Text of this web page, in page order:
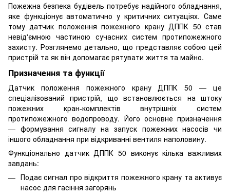
Пожежна безпека будівель потребує надійного обладнання,
яке функціонує автоматично у критичних ситуаціях. Саме
тому датчик положення пожежного крану ДППК 50 став
невід'ємною частиною сучасних систем протипожежного
захисту. Розглянемо детально, що представляє собою цей
пристрій та як він допомагає рятувати життя та майно.
Призначення та функції
Датчик положення пожежного крану ДППК 50 — це
спеціалізований пристрій, що встановлюється на штоку
пожежних кран-комплектів внутрішніх систем
протипожежного водопроводу. Його основне призначення
— формування сигналу на запуск пожежних насосів чи
іншого обладнання при відкриванні вентиля наполовину.
Функціонально датчик ДППК 50 виконує кілька важливих
завдань:
Подає сигнал про відкриття пожежного крану та активує
насос для гасіння загорянь